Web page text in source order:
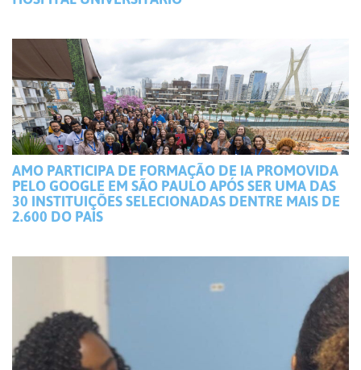
AMO PARTICIPA DE FORMAÇÃO DE IA PROMOVIDA
PELO GOOGLE EM SÃO PAULO APÓS SER UMA DAS
30 INSTITUIÇÕES SELECIONADAS DENTRE MAIS DE
2.600 DO PAÍS